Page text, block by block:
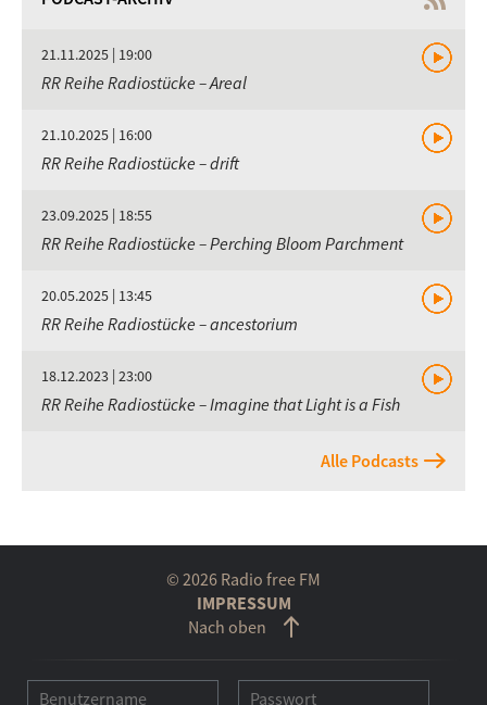
21.11.2025 | 19:00
RR Reihe Radiostücke – Areal
21.10.2025 | 16:00
RR Reihe Radiostücke – drift
23.09.2025 | 18:55
RR Reihe Radiostücke – Perching Bloom Parchment
20.05.2025 | 13:45
RR Reihe Radiostücke – ancestorium
18.12.2023 | 23:00
RR Reihe Radiostücke – Imagine that Light is a Fish
Alle Podcasts
© 2026 Radio free FM
IMPRESSUM
Nach oben